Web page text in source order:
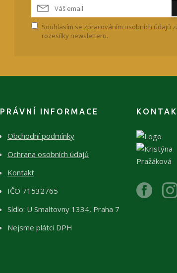
Souhlasím se zpracováním osobních údajů
rozesílky newsletteru.
PRÁVNÍ INFORMACE
Obchodní podmínky
Ochrana osobních údajů
Kontakt
IČO 71532765
Sídlo: U Smaltovny 1334, Praha 7
Nejsme plátci DPH